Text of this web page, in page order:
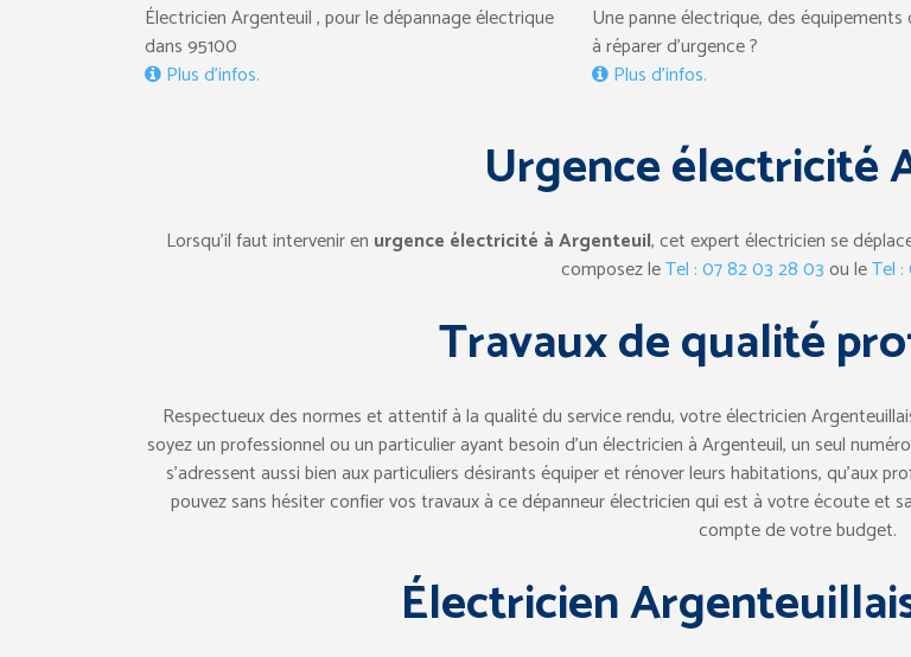
Électricien Argenteuil , pour le dépannage électrique
dans 95100
Plus d’infos.
Une panne électrique, des
à réparer d’urgence ?
Plus d’infos.
Urgence électricité
Lorsqu’il faut intervenir en urgence électricité à Argenteuil, cet expert électricien se
composez leTel : 07 82 03 28 03ou leTel
Travaux de qualité
Respectueux des normes et attentif à la qualité du service rendu, votre électricien
soyez un professionnel ou un particulier ayant besoin d’un électricien à Argenteuil, un seul
s’adressent aussi bien aux particuliers désirants équiper et rénover leurs habitations, qu’aux
pouvez sans hésiter confier vos travaux à ce dépanneur électricien qui est à votre écoute et
compte de votre budget.
Électricien